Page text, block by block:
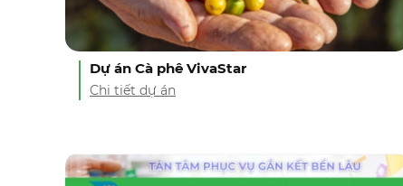
Dự án Cà phê VivaStar
Chi tiết dự án